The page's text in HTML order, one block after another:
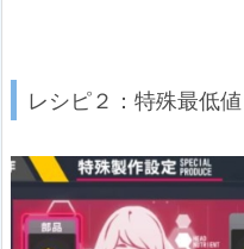
レシピ２：特殊最低